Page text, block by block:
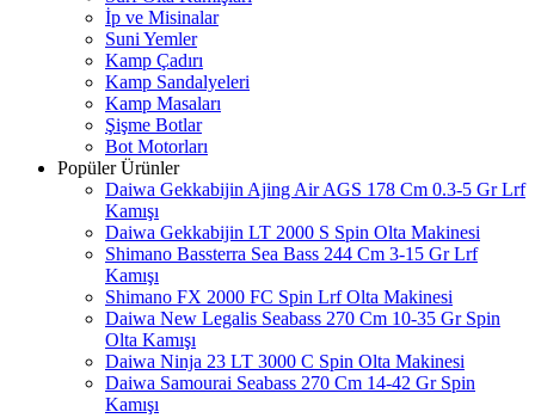
İp ve Misinalar
Suni Yemler
Kamp Çadırı
Kamp Sandalyeleri
Kamp Masaları
Şişme Botlar
Bot Motorları
Popüler Ürünler
Daiwa Gekkabijin Ajing Air AGS 178 Cm 0.3-5 Gr Lrf
Kamışı
Daiwa Gekkabijin LT 2000 S Spin Olta Makinesi
Shimano Bassterra Sea Bass 244 Cm 3-15 Gr Lrf
Kamışı
Shimano FX 2000 FC Spin Lrf Olta Makinesi
Daiwa New Legalis Seabass 270 Cm 10-35 Gr Spin
Olta Kamışı
Daiwa Ninja 23 LT 3000 C Spin Olta Makinesi
Daiwa Samourai Seabass 270 Cm 14-42 Gr Spin
Kamışı